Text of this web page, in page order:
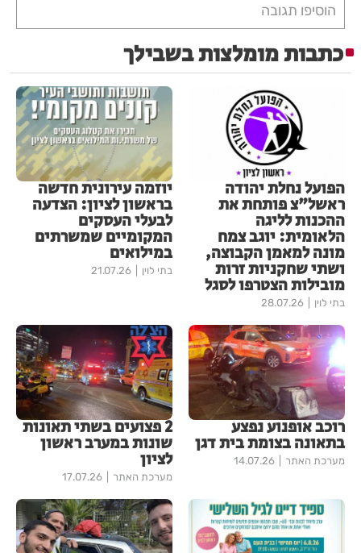
הוסיפו תגובה
כתבות מומלצות בשבילך
הפועל נחלת יהודה
ראשל"צ פותחת את
ההכנות לליגה
הלאומית: יוגב צמח
מונה למאמן הקבוצה,
ושתי שחקניות זרות
מובילות הצטרפו לסגל
בתי לוין 28.07.26
יוזמה עירונית חדשה
בראשון לציון: הצדעה
לבעלי העסקים
המקומיים שמשרתים
במילואים
בתי לוין 21.07.26
רוכב אופנוע נפצע
בתאונה בצומת בית דגן
מערכת האתר 14.07.26
2 פצועים בשתי תאונות
שונות במערב ראשון
לציון
מערכת האתר 17.07.26